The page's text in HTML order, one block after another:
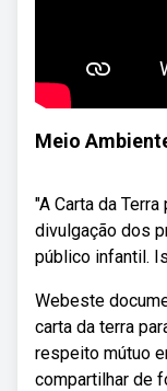
Meio
"A Carta da
divulgação dos
público infantil.
Webeste
carta da terra
respeito mútuo
compartilhar de